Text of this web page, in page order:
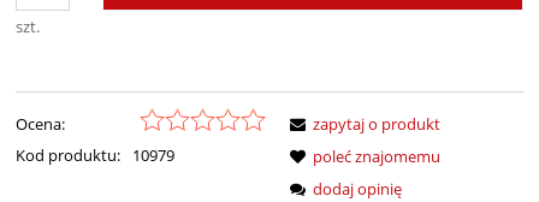
szt.
Ocena:
Kod produktu:
10979
zapytaj o produkt
poleć znajomemu
dodaj opinię